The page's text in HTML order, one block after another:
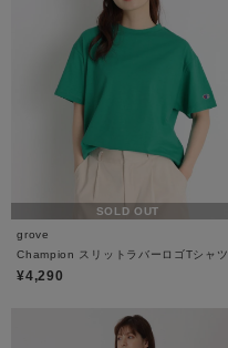
SOLD OUT
grove
Champion スリットラバーロゴTシャツ
¥4,290